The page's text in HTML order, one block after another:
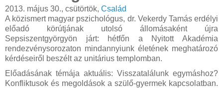
2013. május 30., csütörtök, Család
A közismert magyar pszichológus, dr. Vekerdy Tamás erdélyi
előadó körútjának utolsó állomásaként újra
Sepsiszentgyörgyön járt: hétfőn a Nyitott Akadémia
rendezvénysorozaton mindannyiunk életének meghatározó
kérdéseiről beszélt az unitárius templomban.
Előadásának témája aktuális: Visszatalálunk egymáshoz?
Konfliktusok és megoldások a szülő-gyermek kapcsolatban.